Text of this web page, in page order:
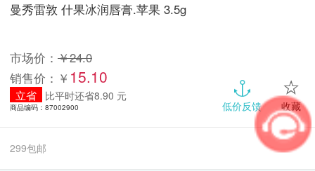
曼秀雷敦 什果冰润唇膏.苹果 3.5g
收藏
低价反馈
市场价： ￥24.0
销售价：￥ 15.10
立省 比平时还省8.90 元
商品编码：87002900
299包邮